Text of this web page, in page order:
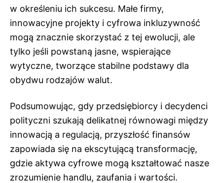
w określeniu ich sukcesu. Małe firmy,
innowacyjne projekty i cyfrowa inkluzywność
mogą znacznie skorzystać z tej ewolucji, ale
tylko jeśli powstaną jasne, wspierające
wytyczne, tworzące stabilne podstawy dla
obydwu rodzajów walut.
Podsumowując, gdy przedsiębiorcy i decydenci
polityczni szukają delikatnej równowagi między
innowacją a regulacją, przyszłość finansów
zapowiada się na ekscytującą transformację,
gdzie aktywa cyfrowe mogą kształtować nasze
zrozumienie handlu, zaufania i wartości.